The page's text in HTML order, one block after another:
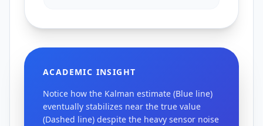
ACADEMIC INSIGHT
Notice how the Kalman estimate (Blue line)
eventually stabilizes near the true value
(Dashed line) despite the heavy sensor noise